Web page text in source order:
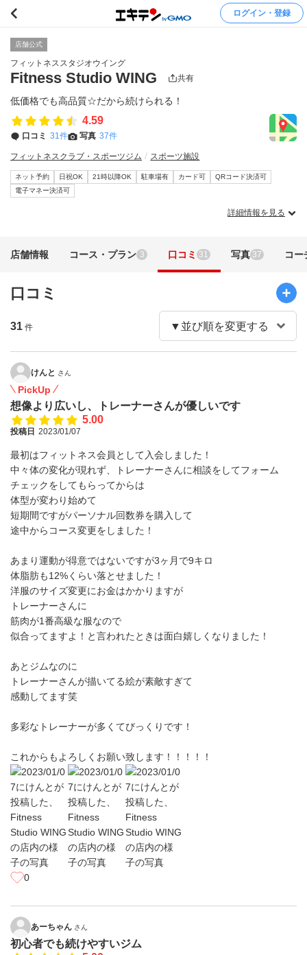
ログイン・登録
店舗公式
フィットネススタジオウイング
Fitness Studio WING 共有
低価格でも高品質☆だから続けられる！
4.59
口コミ 31件 写真 37件
フィットネスクラブ・スポーツジム スポーツ施設
ネット予約 日祝OK 21時以降OK 駐車場有 カード可
QRコード決済可
電子マネー決済可
詳細情報を見る
店舗情報 コース・プラン 3 口コミ 31 写真 37 コー
口コミ
31 件
けんと さん
PickUp
想像より広いし、トレーナーさんが優しいです
5.00
投稿日 2023/01/07
最初はフィットネス会員として入会しました！
中々体の変化が現れず、トレーナーさんに相談をしてフォーム
チェックをしてもらってからは
体型が変わり始めて
短期間ですがパーソナル回数券を購入して
途中からコース変更をしました！
あまり運動が得意ではないですが3ヶ月で9キロ
体脂肪も12%くらい落とせました！
洋服のサイズ変更にお金はかかりますが
トレーナーさんに
筋肉が1番高級な服なので
似合ってますよ！と言われたときは面白嬉しくなりました！
あとジムなのに
トレーナーさんが描いてる絵が素敵すぎて
感動してます笑
多彩なトレーナーが多くてびっくりです！
これからもよろしくお願い致します！！！！！
0
あーちゃん さん
初心者でも続けやすいジム